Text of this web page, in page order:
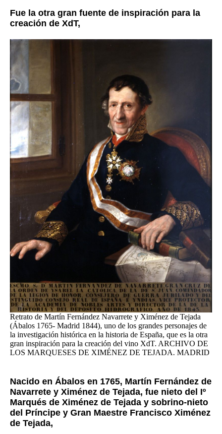
Fue la otra gran fuente de inspiración para la
creación de XdT,
Retrato de Martín Fernández Navarrete y Ximénez de Tejada
(Ábalos 1765- Madrid 1844), uno de los grandes personajes de
la investigación histórica en la historia de España, que es la otra
gran inspiración para la creación del vino XdT. ARCHIVO DE
LOS MARQUESES DE XIMÉNEZ DE TEJADA. MADRID
Nacido en Ábalos en 1765, Martín Fernández de
Navarrete y Ximénez de Tejada, fue nieto del Iº
Marqués de Ximénez de Tejada y sobrino-nieto
del Príncipe y Gran Maestre Francisco Ximénez
de Tejada,